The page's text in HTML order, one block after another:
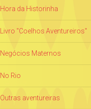
Hora da Historinha
Livro "Coelhos Aventureiros"
Negócios Maternos
No Rio
Outras aventureiras